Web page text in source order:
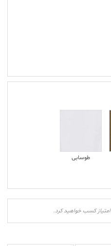
طوسابی
امتیاز کسب خواهید کرد.